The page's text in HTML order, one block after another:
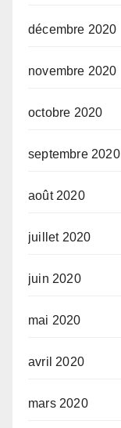
décembre 2020
novembre 2020
octobre 2020
septembre 2020
août 2020
juillet 2020
juin 2020
mai 2020
avril 2020
mars 2020